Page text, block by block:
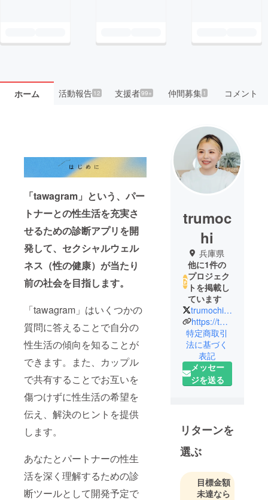
ホーム 活動報告12 支援者99+ 仲間募集 1 コメント
「tawagram」という、パー
トナーとの性生活を充実さ
せるための診断アプリを開
発して、セクシャルウェル
ネス（性の健康）が当たり
前の社会を目指します。
「tawagram」はいくつかの
質問に答えることで自分の
性生活の傾向を知ることが
できます。また、カップル
で共有することでお互いを
傷つけずに性生活の希望を
伝え、解決のヒントを提供
します。
あなたとパートナーの性生
活を深く理解するための診
断ツールとして開発予定で
trumoc
hi
兵庫県
他に1件の
プロジェク
トを掲載し
ています
trumochi_xx
https://twitter.com/trumochi_xx
特定商取引
法に基づく
表記
メッセー
ジを送る
リターンを
選ぶ
目標金額
未達なら